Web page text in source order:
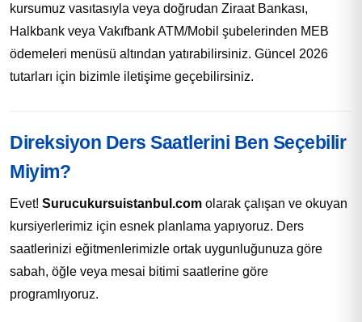
kursumuz vasıtasıyla veya doğrudan Ziraat Bankası,
Halkbank veya Vakıfbank ATM/Mobil şubelerinden MEB
ödemeleri menüsü altından yatırabilirsiniz. Güncel 2026
tutarları için bizimle iletişime geçebilirsiniz.
Direksiyon Ders Saatlerini Ben Seçebilir
Miyim?
Evet! Surucukursuistanbul.com olarak çalışan ve okuyan
kursiyerlerimiz için esnek planlama yapıyoruz. Ders
saatlerinizi eğitmenlerimizle ortak uygunluğunuza göre
sabah, öğle veya mesai bitimi saatlerine göre
programlıyoruz.